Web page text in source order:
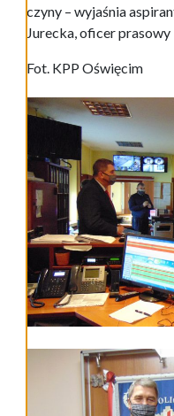
czyny – wyjaśnia
Jurecka, oficer
Fot. KPP Oświęcim